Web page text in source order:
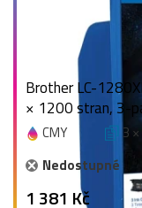
Brother LC-
× 1200 stran, 3-
CMY 3
Nedostupné
1 381 Kč